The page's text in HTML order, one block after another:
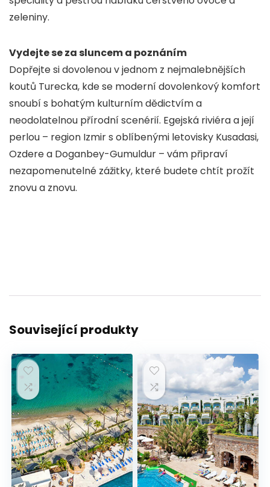
zeleniny.
Vydejte se za sluncem a poznáním
Dopřejte si dovolenou v jednom z nejmalebnějších
koutů Turecka, kde se moderní dovolenkový komfort
snoubí s bohatým kulturním dědictvím a
neodolatelnou přírodní scenérií. Egejská riviéra a její
perlou – region Izmir s oblíbenými letovisky Kusadasi,
Ozdere a Doganbey-Gumuldur – vám připraví
nezapomenutelné zážitky, které budete chtít prožít
znovu a znovu.
Související produkty